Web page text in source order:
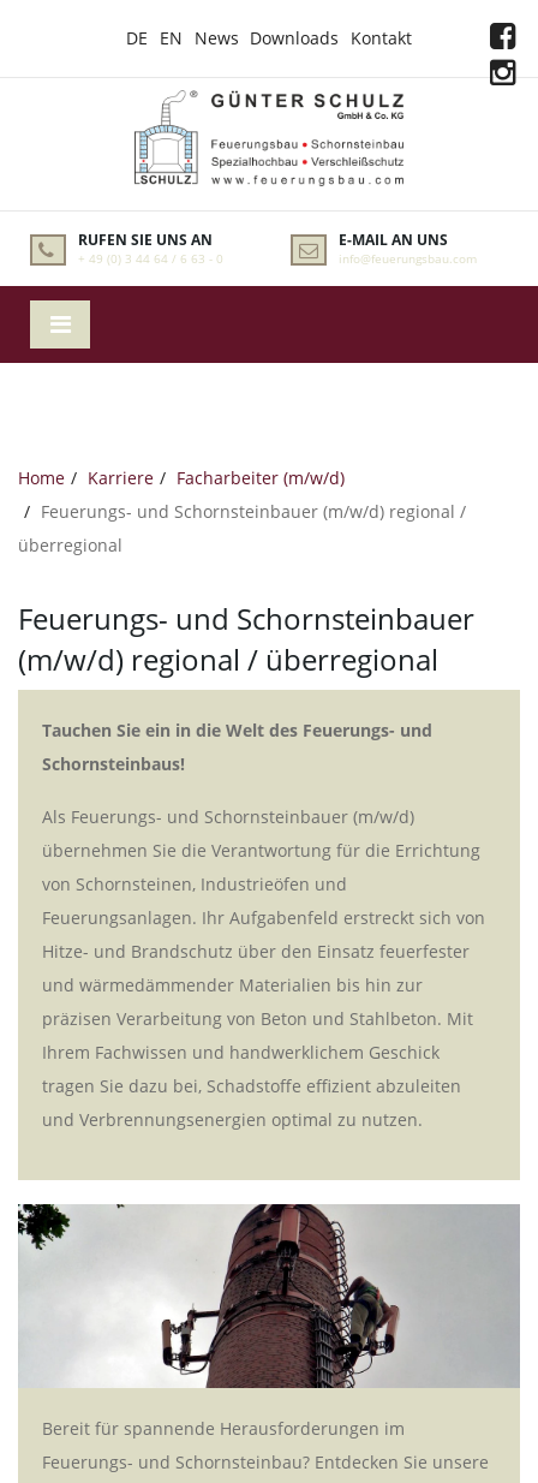
DE EN News Downloads Kontakt
RUFEN SIE UNS AN
+ 49 (0) 3 44 64 / 6 63 - 0
E-MAIL AN UNS
info@feuerungsbau.com
Home Karriere
Facharbeiter (m/w/d)
Feuerungs- und Schornsteinbauer (m/w/d) regional /
überregional
Feuerungs- und Schornsteinbauer
(m/w/d) regional / überregional
Tauchen Sie ein in die Welt des Feuerungs- und
Schornsteinbaus!
Als Feuerungs- und Schornsteinbauer (m/w/d)
übernehmen Sie die Verantwortung für die Errichtung
von Schornsteinen, Industrieöfen und
Feuerungsanlagen. Ihr Aufgabenfeld erstreckt sich von
Hitze- und Brandschutz über den Einsatz feuerfester
und wärmedämmender Materialien bis hin zur
präzisen Verarbeitung von Beton und Stahlbeton. Mit
Ihrem Fachwissen und handwerklichem Geschick
tragen Sie dazu bei, Schadstoffe effizient abzuleiten
und Verbrennungsenergien optimal zu nutzen.
Bereit für spannende Herausforderungen im
Feuerungs- und Schornsteinbau? Entdecken Sie unsere